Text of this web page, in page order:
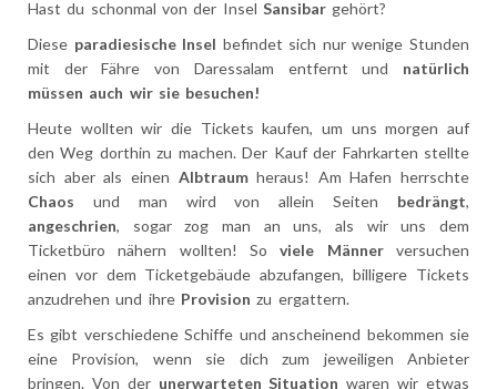
Hast du schonmal von der Insel Sansibargehört?
Diese paradiesische Insel befindet sich nur wenige Stunden
mit der Fähre von Daressalam entfernt und natürlich
müssen auch wir sie besuchen!
Heute wollten wir die Tickets kaufen, um uns morgen auf
den Weg dorthin zu machen. Der Kauf der Fahrkarten stellte
sich aber als einen Albtraumheraus! Am Hafen herrschte
Chaos und man wird von allein Seiten bedrängt,
angeschrien, sogar zog man an uns, als wir uns dem
Ticketbüro nähern wollten! Soviele Männer versuchen
einen vor dem Ticketgebäude abzufangen, billigere Tickets
anzudrehen und ihre Provision zu ergattern.
Es gibt verschiedene Schiffe und anscheinend bekommen sie
eine Provision, wenn sie dich zum jeweiligen Anbieter
bringen. Von der unerwarteten Situation waren wir etwas